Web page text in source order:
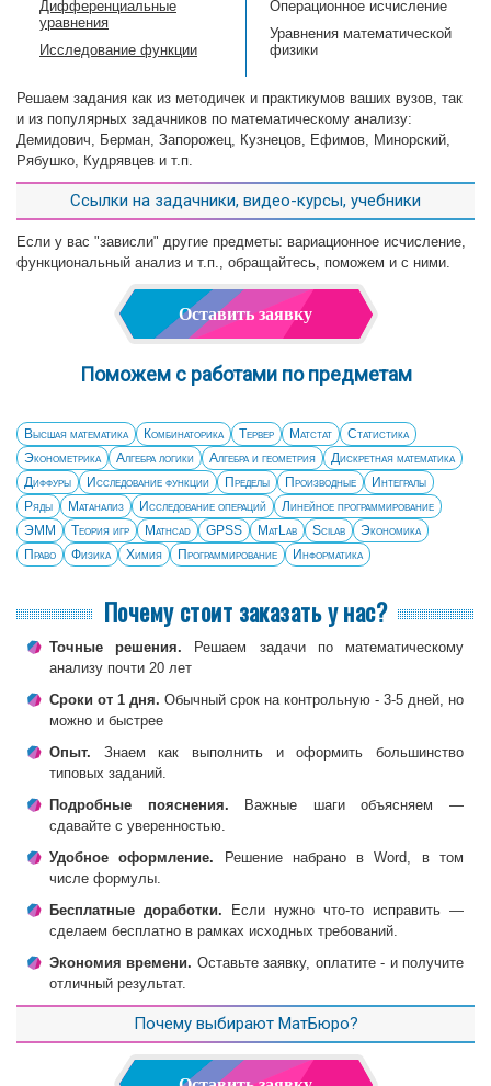
Дифференциальные
уравнения
Исследование функции
Операционное исчисление
Уравнения математической
физики
Решаем задания как из методичек и практикумов ваших вузов, так
и из популярных задачников по математическому анализу:
Демидович, Берман, Запорожец, Кузнецов, Ефимов, Минорский,
Рябушко, Кудрявцев и т.п.
Ссылки на задачники, видео-курсы, учебники
Если у вас "зависли" другие предметы: вариационное исчисление,
функциональный анализ и т.п., обращайтесь, поможем и с ними.
Оставить заявку
Поможем с работами по предметам
Высшая математика Комбинаторика Тервер Матстат
Статистика
Эконометрика
Алгебра логики Алгебра и геометрия
Дискретная математика
Диффуры
Исследование функции Пределы Производные
Интегралы
Ряды
Матанализ Исследование операций
Линейное программирование
ЭММ
Теория игр Mathcad GPSS MatLab Scilab
Экономика
Право
Физика Химия Программирование Информатика
Почему стоит заказать у нас?
Точные решения. Решаем задачи по математическому
анализу почти 20 лет
Сроки от 1 дня. Обычный срок на контрольную - 3-5 дней, но
можно и быстрее
Опыт. Знаем как выполнить и оформить большинство
типовых заданий.
Подробные пояснения. Важные шаги объясняем —
сдавайте с уверенностью.
Удобное оформление. Решение набрано в Word, в том
числе формулы.
Бесплатные доработки. Если нужно что-то исправить —
сделаем бесплатно в рамках исходных требований.
Экономия времени. Оставьте заявку, оплатите - и получите
отличный результат.
Почему выбирают МатБюро?